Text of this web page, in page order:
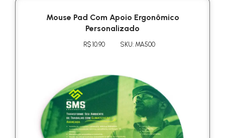
Mouse Pad Com Apoio Ergonômico
Personalizado
R$ 10.90 SKU: MA500